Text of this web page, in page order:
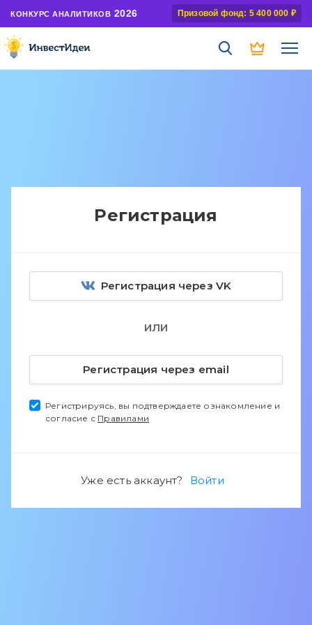
КОНКУРС АНАЛИТИКОВ 2026 Призовой фонд: 5 400 000 ₽
Регистрация
Регистрация через VK
ИЛИ
Регистрация через email
Регистрируясь, вы подтверждаете ознакомление и
согласие с Правилами
Уже есть аккаунт? Войти